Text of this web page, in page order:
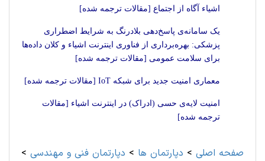
اشیاء آگاه از اجتماع [مقالات ترجمه شده]
یک سامانه‌ی پاسخ‌دهی بلادرنگ به شرایط اضطراری
پزشکی: بهره‌برداری از فناوری اینترنت اشیاء و کلان داده‌ها
برای سلامت عمومی [مقالات ترجمه شده]
معماری امنیت جدید برای شبکه IoT‌ [مقالات ترجمه شده]
امنیت لایه‌ی حسی (ادراک) در اینترنت اشیاء [مقالات
ترجمه شده]
صفحه اصلی > دپارتمان ها > دپارتمان فنی و مهندسی >